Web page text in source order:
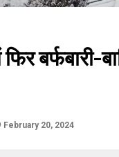
बर्फबारी-
February 20, 2024